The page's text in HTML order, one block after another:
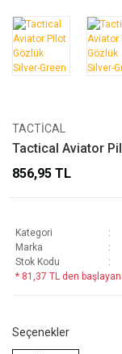
TACTICAL
Tactical Aviator
856,95 TL
Kategori
Marka
Stok Kodu
* 81,37 TL den
Seçenekler